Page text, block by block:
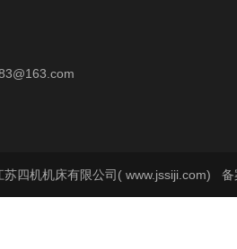
四机机床有限公司( www.jssiji.com) 备